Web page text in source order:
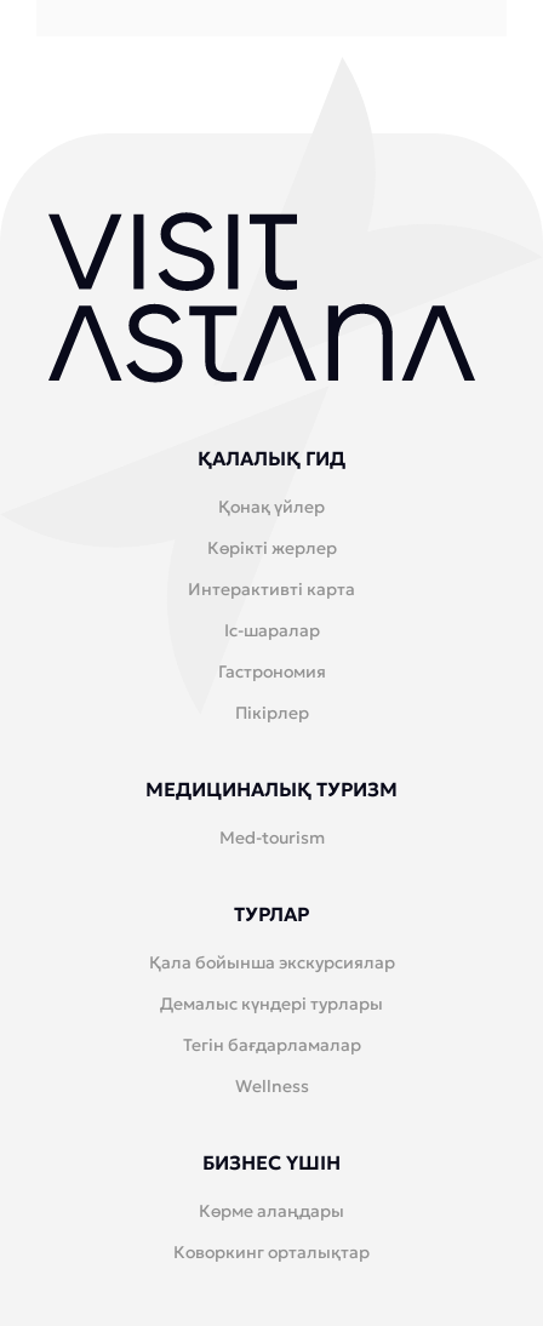
ҚАЛАЛЫҚ ГИД
Қонақ үйлер
Көрікті жерлер
Интерактивті карта
Іс-шаралар
Гастрономия
Пікірлер
МЕДИЦИНАЛЫҚ ТУРИЗМ
Med-tourism
ТУРЛАР
Қала бойынша экскурсиялар
Демалыс күндері турлары
Тегін бағдарламалар
Wellness
БИЗНЕС ҮШІН
Көрме алаңдары
Коворкинг орталықтар